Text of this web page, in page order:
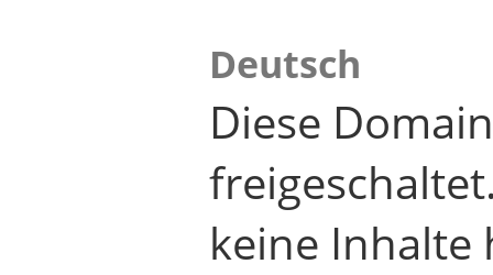
Deutsch
Diese
keine Inhalte